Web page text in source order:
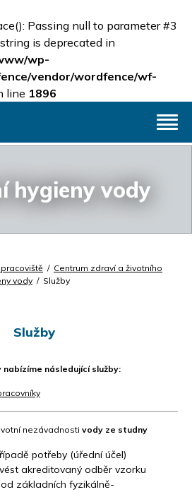
Passing null to parameter #3
is deprecated in
wp-
vendor/wordfence/wf-
line 1896
hygieny vody
/ Centrum zdraví a životního
vody / Služby
Služby
následující služby:
nezávadnosti vody ze studny
potřeby (úřední účel)
akreditovaný odběr vzorku
základních fyzikálně-